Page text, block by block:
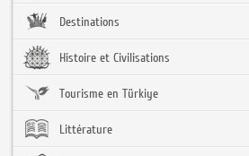
Destinations
Histoire et Civilisations
Tourisme en Türkiye
Littérature